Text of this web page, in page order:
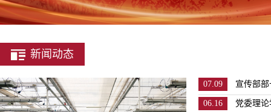
新闻动态
07.09 宣传部
06.16 党委理